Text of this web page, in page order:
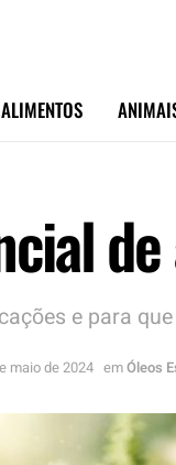
ALIMENTOS
e para
maio de 2024 emÓleos